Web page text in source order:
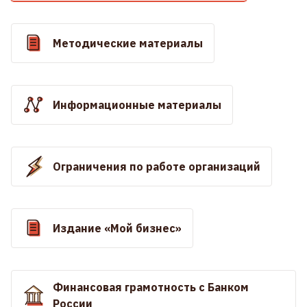
Методические материалы
Информационные материалы
Ограничения по работе организаций
Издание «Мой бизнес»
Финансовая грамотность с Банком
России